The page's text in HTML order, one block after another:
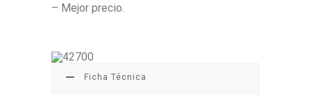
– Mejor precio.
Ficha Técnica